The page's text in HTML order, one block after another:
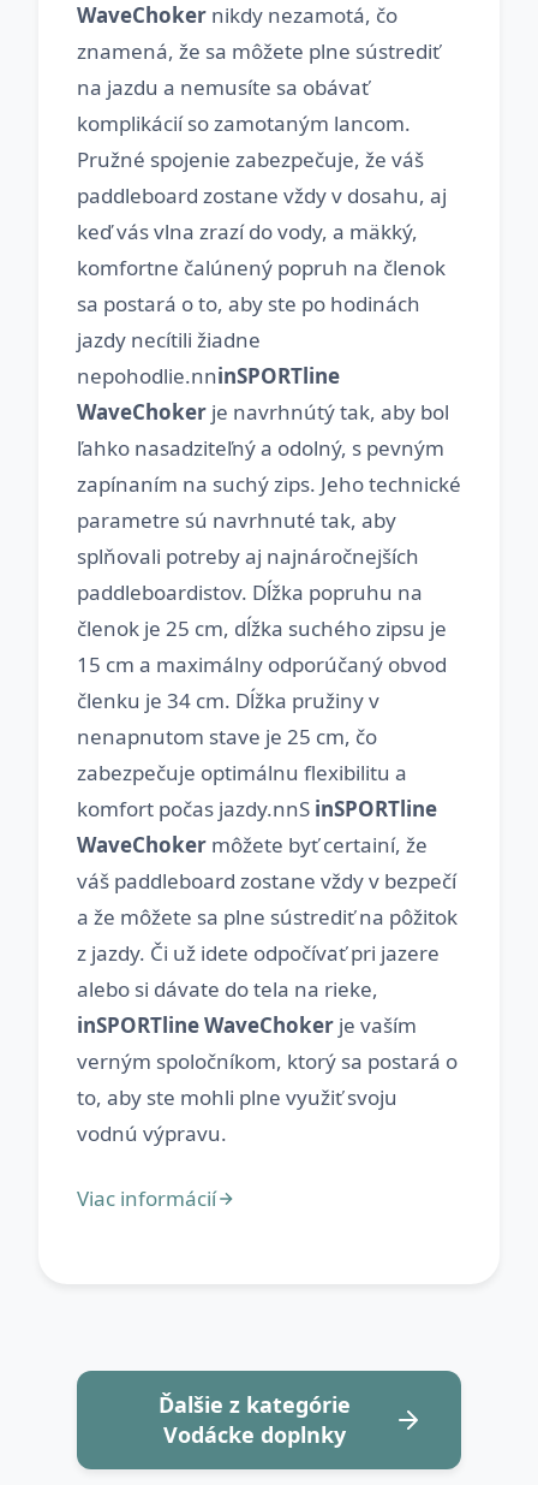
WaveChoker nikdy nezamotá, čo
znamená, že sa môžete plne sústrediť
na jazdu a nemusíte sa obávať
komplikácií so zamotaným lancom.
Pružné spojenie zabezpečuje, že váš
paddleboard zostane vždy v dosahu, aj
keď vás vlna zrazí do vody, a mäkký,
komfortne čalúnený popruh na členok
sa postará o to, aby ste po hodinách
jazdy necítili žiadne
nepohodlie.nninSPORTline
WaveChoker je navrhnútý tak, aby bol
ľahko nasadziteľný a odolný, s pevným
zapínaním na suchý zips. Jeho technické
parametre sú navrhnuté tak, aby
splňovali potreby aj najnáročnejších
paddleboardistov. Dĺžka popruhu na
členok je 25 cm, dĺžka suchého zipsu je
15 cm a maximálny odporúčaný obvod
členku je 34 cm. Dĺžka pružiny v
nenapnutom stave je 25 cm, čo
zabezpečuje optimálnu flexibilitu a
komfort počas jazdy.nnS inSPORTline
WaveChoker môžete byť certainí, že
váš paddleboard zostane vždy v bezpečí
a že môžete sa plne sústrediť na pôžitok
z jazdy. Či už idete odpočívať pri jazere
alebo si dávate do tela na rieke,
inSPORTline WaveChoker je vaším
verným spoločníkom, ktorý sa postará o
to, aby ste mohli plne využiť svoju
Ďalšie z kategórie
Vodácke doplnky